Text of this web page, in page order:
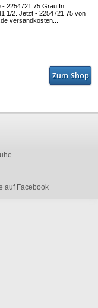
2254721 75 Grau In
1/2. Jetzt - 2254721 75 von
versandkosten...
auf Facebook